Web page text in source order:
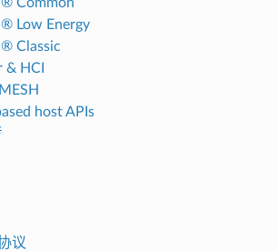
Low Energy
Classic
HCI
host APIs
议